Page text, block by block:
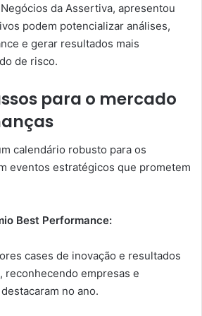
da Assertiva, apresentou
podem potencializar análises,
e gerar resultados mais
de risco.
para o mercado
calendário robusto para os
eventos estratégicos que prometem
Best Performance:
cases de inovação e resultados
reconhecendo empresas e
no ano.